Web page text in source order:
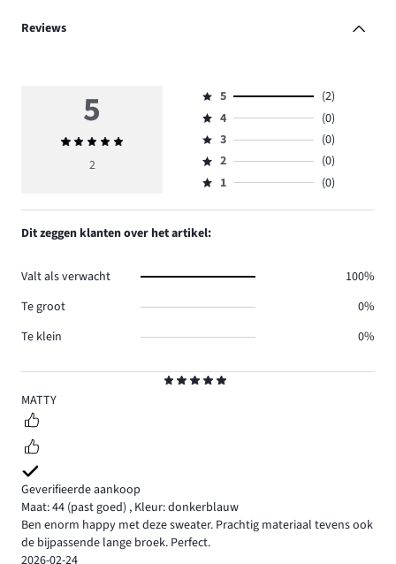
Reviews
5
MATTY
Geverifieerde aankoop
Maat: 44 (past goed) , Kleur: donkerblauw
Ben enorm happy met deze sweater. Prachtig materiaal tevens ook
de bijpassende lange broek. Perfect.
2026-02-24
5
Gemiddelde
beoordeling
2
Beoordeling
5,
aantal
reviews
2.
5
(2)
Beoordeling
4,
aantal
reviews
4
(0)
Beoordeling
3,
aantal
3
(0)
Beoordeling
2,
0.
2
(0)
Beoordeling
1,
aantal
reviews
1 (0)
Dit zeggen klanten over het artikel:
Valt als verwacht
100%
Te groot
0%
Te klein
0%